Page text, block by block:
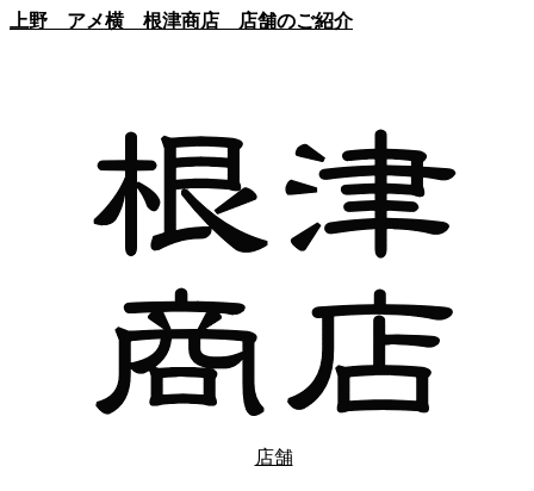
上野 アメ横 根津商店 店舗のご紹介
店舗